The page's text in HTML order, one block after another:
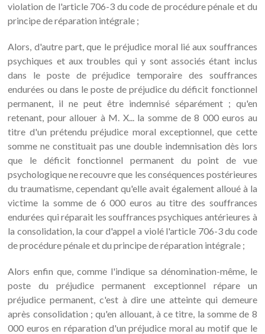
violation de l'article 706-3 du code de procédure pénale et du
principe de réparation intégrale ;
Alors, d'autre part, que le préjudice moral lié aux souffrances
psychiques et aux troubles qui y sont associés étant inclus
dans le poste de préjudice temporaire des souffrances
endurées ou dans le poste de préjudice du déficit fonctionnel
permanent, il ne peut être indemnisé séparément ; qu'en
retenant, pour allouer à M. X... la somme de 8 000 euros au
titre d'un prétendu préjudice moral exceptionnel, que cette
somme ne constituait pas une double indemnisation dès lors
que le déficit fonctionnel permanent du point de vue
psychologique ne recouvre que les conséquences postérieures
du traumatisme, cependant qu'elle avait également alloué à la
victime la somme de 6 000 euros au titre des souffrances
endurées qui réparait les souffrances psychiques antérieures à
la consolidation, la cour d'appel a violé l'article 706-3 du code
de procédure pénale et du principe de réparation intégrale ;
Alors enfin que, comme l'indique sa dénomination-même, le
poste du préjudice permanent exceptionnel répare un
préjudice permanent, c'est à dire une atteinte qui demeure
après consolidation ; qu'en allouant, à ce titre, la somme de 8
000 euros en réparation d'un préjudice moral au motif que le